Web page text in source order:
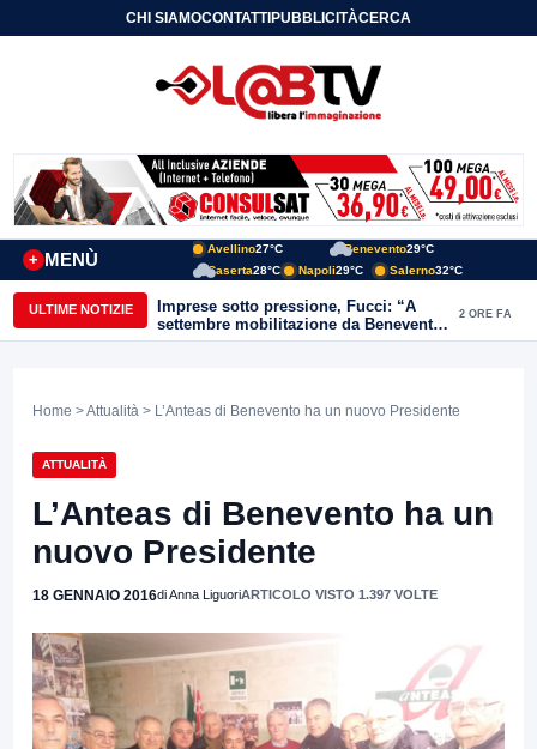
CHI SIAMOCONTATTIPUBBLICITÀCERCA
MENÙ
+
Avellino27°C Benevento29°C
Caserta28°C Napoli29°C Salerno32°C
ULTIME NOTIZIE
Imprese sotto pressione, Fucci: “A
settembre mobilitazione da Benevento
e Avellino”
2 ORE FA
Home >Attualità > L’Anteas di Benevento ha un nuovo Presidente
ATTUALITÀ
L’Anteas di Benevento ha un
nuovo Presidente
18 GENNAIO 2016di Anna LiguoriARTICOLO VISTO 1.397 VOLTE